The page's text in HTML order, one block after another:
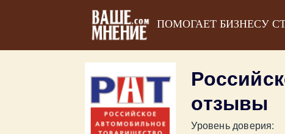
ПОМОГАЕТ БИЗНЕСУ
отзывы
Уровень доверия: